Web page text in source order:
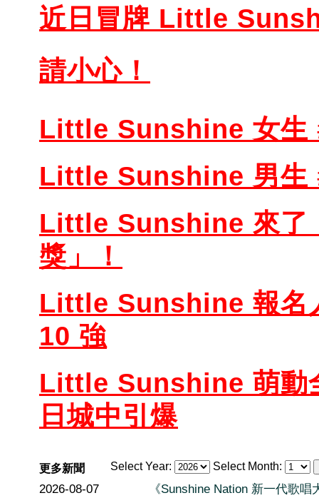
近日冒牌 Little
請小心！
Little Sunshine 女生
Little Sunshine 男生
Little Sunshine 來了
獎」！
Little Sunshine 報名
10 強
Little Sunshine 萌動
日城中引爆
Select Year: Select Month:
更多新聞
2026-08-07
《Sunshine Nation 新一代歌唱